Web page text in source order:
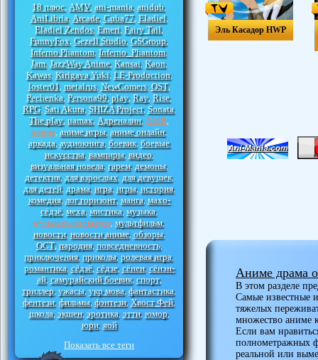
18 плюс, AMV, ani-mania, anidub,
AniLibria, Arcade, Cuba77, Eladiel,
Eladiel Zendos, Emeri, Fairy Tail,
FunnyFox, Gezell Studio, GSGroup,
Inferno Phantom, Inferno_Phantom,
Jam, JazzWay Anime, Kansai, Kaon,
Kawas, Kirigava Yuki, LE-Production,
loster01, metalrus, NewComers, OST,
Pechenka, Persona99, play, Ray, Rise,
RPG, Sati Akura, SHIZA Project, Sonata,
The play, uamax, Адреналин, АМВ
аниме аниме игры, аниме онлайн,
аркада, аудиокнига, боевик, боевые
искусства, вампиры, видео,
визуальная новела, гарем, демоны,
детектив, для взрослых, для девушек,
для детей, драма, игра, игры, история,
комедия, лог горизонт, манга, махо-
сёдзё, меха, мистика, музыка,
музыкальное видео мультфильм,
новости, новости аниме, обзоры,
ОСТ, пародия, повседневность,
приключения, приколы, ролевая игра,
романтика, сёдзё, сёдзе, сёнен, сёнэн-
ай, самурайский боевик, спорт,
триллер, ужасы, укр мова, фантастика,
фентези, фильмы, фэнтези, Хвост Фей,
школа, экшен, эротика, этти, юмор,
юри, яой
Показать все теги
Эль Касадор HWP
Аниме драма
В этом разделе
Самые известные
тяжелых
множество аниме
Если вам
полнометражных
реальной или